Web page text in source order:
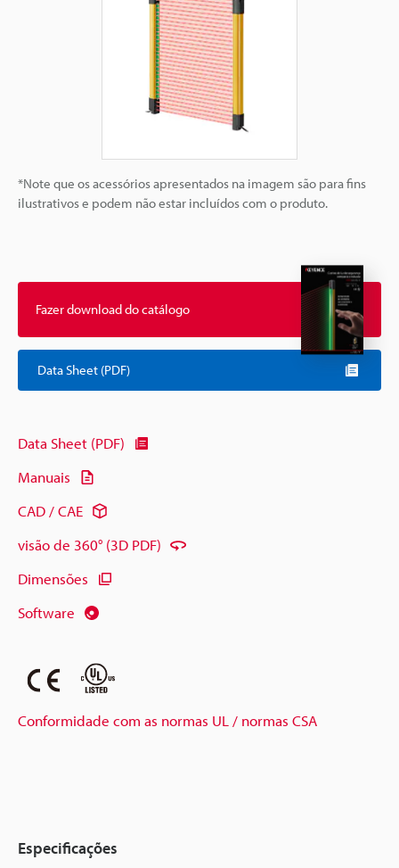
*Note que os acessórios apresentados na imagem são para fins
ilustrativos e podem não estar incluídos com o produto.
Fazer download do catálogo
Data Sheet (PDF)
Data Sheet (PDF)
Manuais
CAD / CAE
visão de 360° (3D PDF)
Dimensões
Software
Conformidade com as normas UL / normas CSA
Especificações